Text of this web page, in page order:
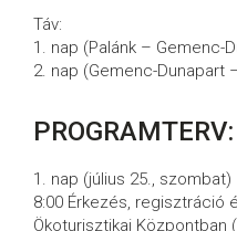
Táv:
1. nap (Palánk – Gemenc-
2. nap (Gemenc-Dunapart
PROGRAMTERV:
1. nap (július 25., szombat)
8:00 Érkezés, regisztráció
Ökoturisztikai Központban